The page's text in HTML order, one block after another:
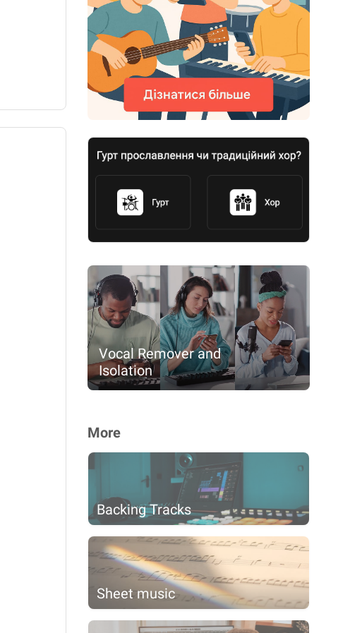
Vocal Remover and
Isolation
More
Backing Tracks
Sheet music